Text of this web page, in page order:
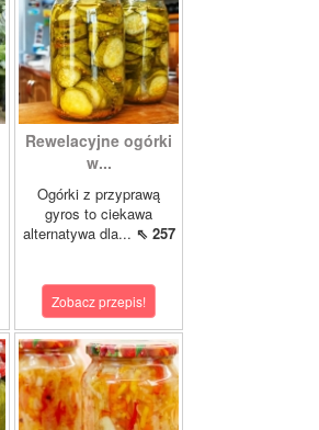
Rewelacyjne ogórki
w...
Ogórki z przyprawą
gyros to ciekawa
alternatywa dla... ⇖ 257
Zobacz przepis!